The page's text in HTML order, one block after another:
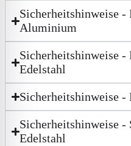
Sicherheitshinweise -
Aluminium
Sicherheitshinweise -
Edelstahl
Sicherheitshinweise
Sicherheitshinweise -
Edelstahl